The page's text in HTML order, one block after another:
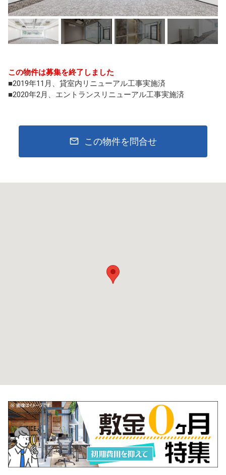
この物件は募集を終了しました
■2019年11月、貸室内リニューアル工事実施済
■2020年2月、エントランスリニューアル工事実施済
この物件を問合せ